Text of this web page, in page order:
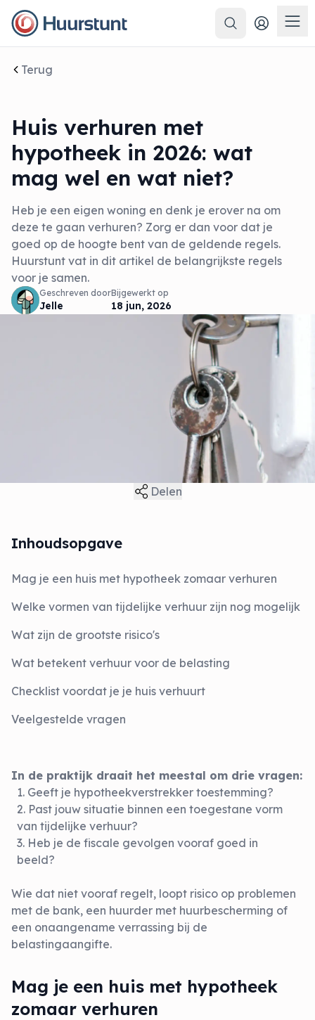
Zoeken
Terug
Huis verhuren met
hypotheek in 2026: wat
mag wel en wat niet?
Heb je een eigen woning en denk je erover na om
deze te gaan verhuren? Zorg er dan voor dat je
goed op de hoogte bent van de geldende regels.
Huurstunt vat in dit artikel de belangrijkste regels
voor je samen.
Geschreven door
Jelle
Bijgewerkt op
18 jun, 2026
Delen
In de praktijk draait het meestal om drie vragen:
Geeft je hypotheekverstrekker toestemming?
Past jouw situatie binnen een toegestane vorm
van tijdelijke verhuur?
Heb je de fiscale gevolgen vooraf goed in
beeld?
Wie dat niet vooraf regelt, loopt risico op problemen
met de bank, een huurder met huurbescherming of
een onaangename verrassing bij de
belastingaangifte.
Mag je een huis met hypotheek
zomaar verhuren
Inhoudsopgave
Mag je een huis met hypotheek zomaar verhuren
Welke vormen van tijdelijke verhuur zijn nog mogelijk
Wat zijn de grootste risico's
Wat betekent verhuur voor de belasting
Checklist voordat je je huis verhuurt
Veelgestelde vragen